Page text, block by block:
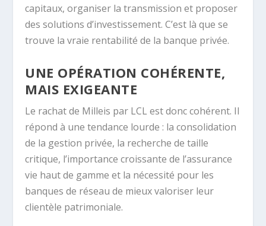
capitaux, organiser la transmission et proposer
des solutions d’investissement. C’est là que se
trouve la vraie rentabilité de la banque privée.
UNE OPÉRATION COHÉRENTE,
MAIS EXIGEANTE
Le rachat de Milleis par LCL est donc cohérent. Il
répond à une tendance lourde : la consolidation
de la gestion privée, la recherche de taille
critique, l’importance croissante de l’assurance
vie haut de gamme et la nécessité pour les
banques de réseau de mieux valoriser leur
clientèle patrimoniale.